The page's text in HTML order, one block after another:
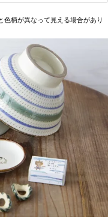
色柄が異なって見える場合があり